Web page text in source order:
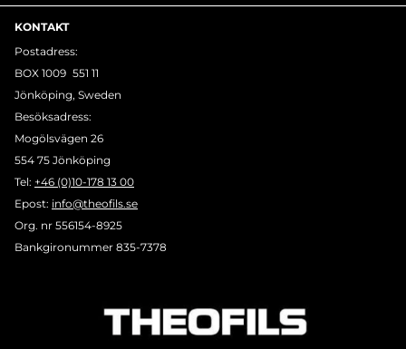
KONTAKT
Postadress:
BOX 1009 551 11
Jönköping, Sweden
Besöksadress:
Mogölsvägen 26
554 75 Jönköping
Tel: +46 (0)10-178 13 00
Epost: info@theofils.se
Org. nr 556154-8925
Bankgironummer 835-7378